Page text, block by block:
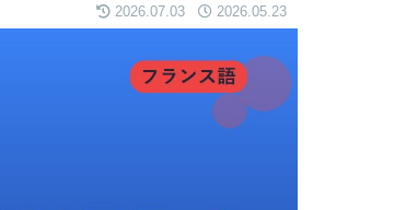
2026.07.03 2026.05.23